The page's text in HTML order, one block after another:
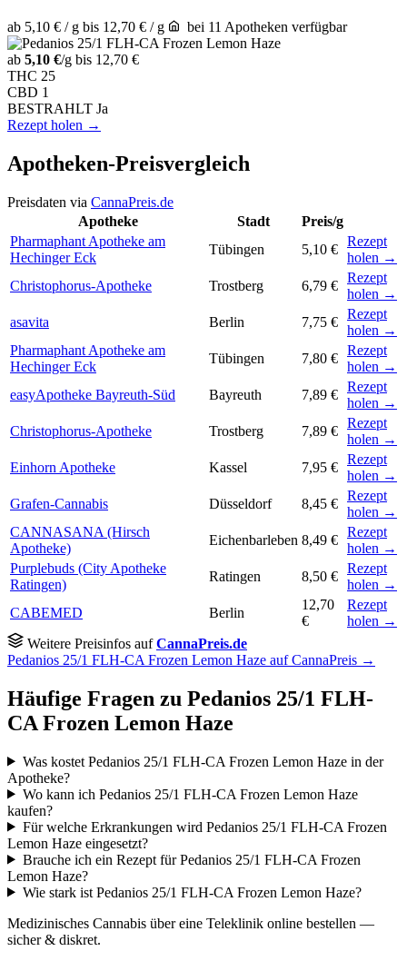
ab 5,10 € / g bis 12,70 € / g bei 11 Apotheken verfügbar
ab 5,10 €/g bis 12,70 €
THC 25
CBD 1
BESTRAHLT Ja
Rezept holen →
Apotheken-Preisvergleich
Preisdaten via CannaPreis.de
Apotheke
Stadt
Preis/g
Pharmaphant Apotheke am
Hechinger Eck
Tübingen 5,10 €
Rezept
holen →
Christophorus-Apotheke
Trostberg 6,79 €
Rezept
holen →
asavita
Berlin 7,75 €
Rezept
holen →
Pharmaphant Apotheke am
Hechinger Eck
Tübingen 7,80 €
Rezept
holen →
easyApotheke Bayreuth-Süd
Bayreuth 7,89 €
Rezept
holen →
Christophorus-Apotheke
Trostberg 7,89 €
Rezept
holen →
Einhorn Apotheke
Kassel 7,95 €
Rezept
holen →
Grafen-Cannabis
Düsseldorf 8,45 €
Rezept
holen →
CANNASANA (Hirsch
Apotheke)
Eichenbarleben 8,49 €
Rezept
holen →
Purplebuds (City Apotheke
Ratingen)
Ratingen 8,50 €
Rezept
holen →
CABEMED
Berlin
12,70
€
Rezept
holen →
Weitere Preisinfos aufCannaPreis.de
Pedanios 25/1 FLH-CA Frozen Lemon Haze auf CannaPreis →
Häufige Fragen zu Pedanios 25/1 FLH-
CA Frozen Lemon Haze
Was kostet Pedanios 25/1 FLH-CA Frozen Lemon Haze in der
Apotheke?
Wo kann ich Pedanios 25/1 FLH-CA Frozen Lemon Haze
kaufen?
Für welche Erkrankungen wird Pedanios 25/1 FLH-CA Frozen
Lemon Haze eingesetzt?
Brauche ich ein Rezept für Pedanios 25/1 FLH-CA Frozen
Lemon Haze?
Wie stark ist Pedanios 25/1 FLH-CA Frozen Lemon Haze?
Medizinisches Cannabis über eine Teleklinik online bestellen —
sicher & diskret.